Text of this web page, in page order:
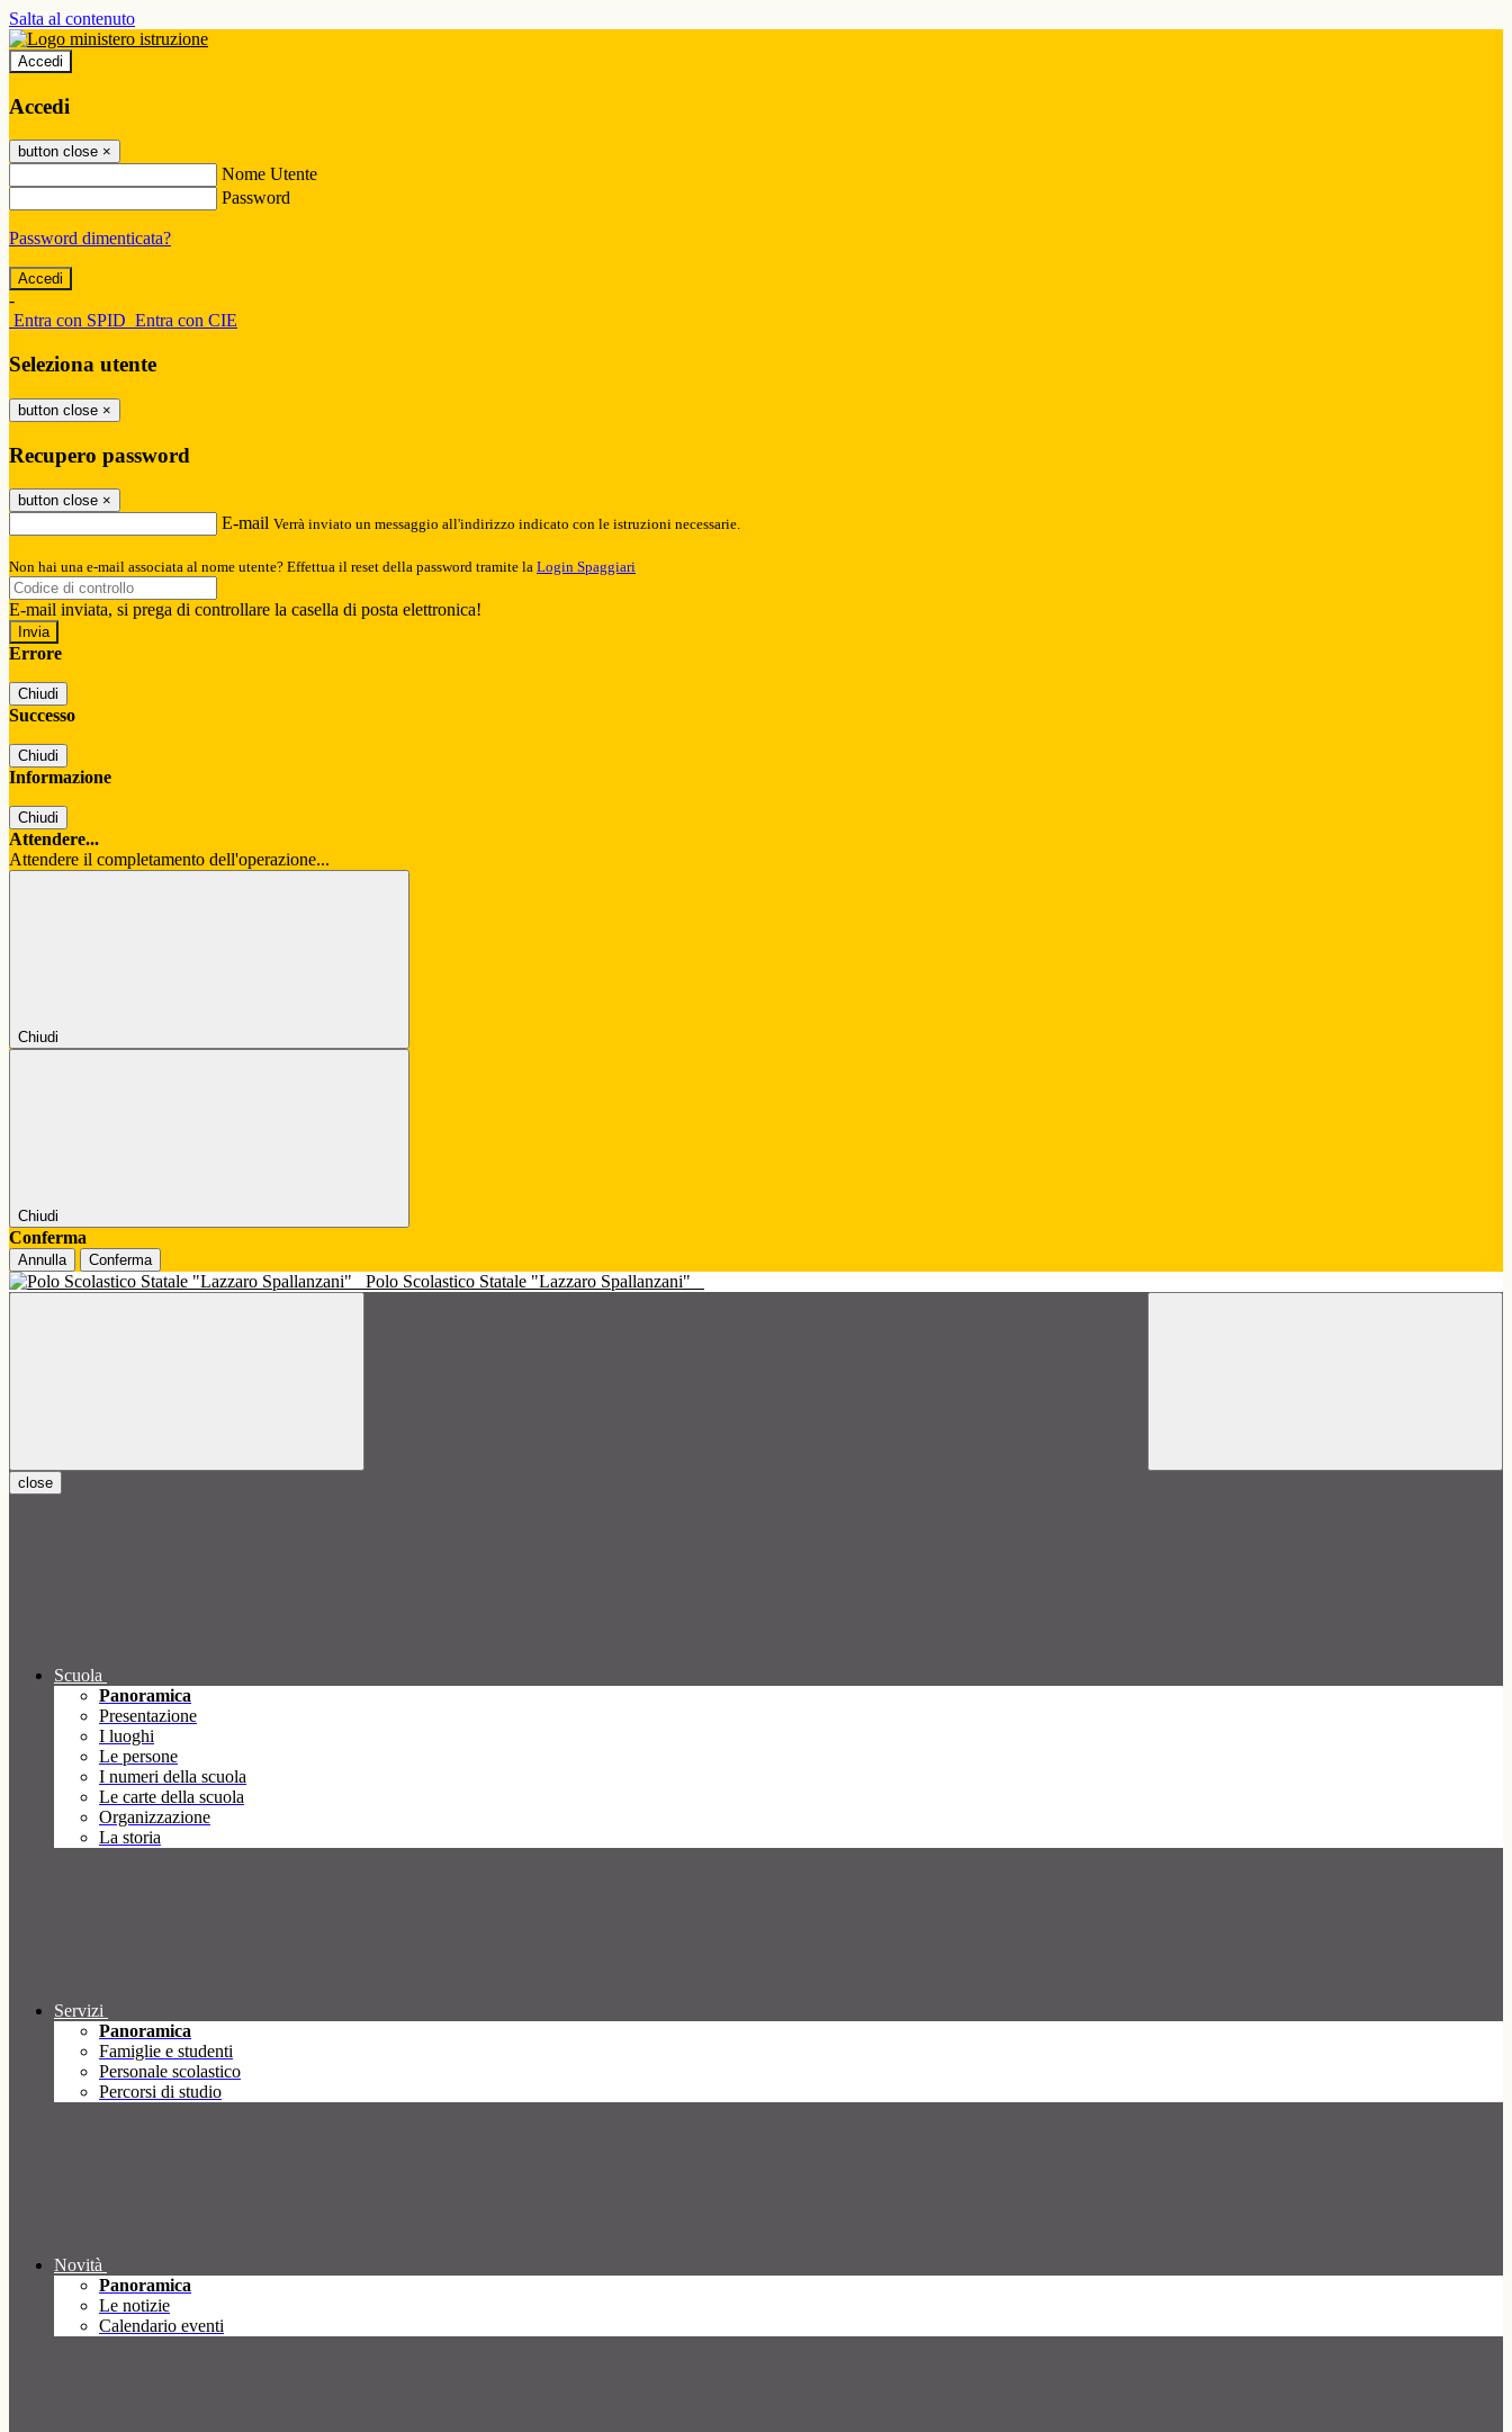
Salta al contenuto
Accedi
Accedi
button close ×
Nome Utente
Password
Password dimenticata?
-
Entra con SPID Entra con CIE
Seleziona utente
button close ×
Recupero password
button close ×
E-mail Verrà inviato un messaggio all'indirizzo indicato con le istruzioni necessarie.
Non hai una e-mail associata al nome utente? Effettua il reset della password tramite la Login Spaggiari
E-mail inviata, si prega di controllare la casella di posta elettronica!
Errore
Chiudi
Successo
Chiudi
Informazione
Chiudi
Attendere...
Attendere il completamento dell'operazione...
Chiudi
Chiudi
Conferma
Annulla Conferma
Polo Scolastico Statale "Lazzaro Spallanzani"
close
Scuola
Panoramica
Presentazione
I luoghi
Le persone
I numeri della scuola
Le carte della scuola
Organizzazione
La storia
Servizi
Panoramica
Famiglie e studenti
Personale scolastico
Percorsi di studio
Novità
Panoramica
Le notizie
Calendario eventi